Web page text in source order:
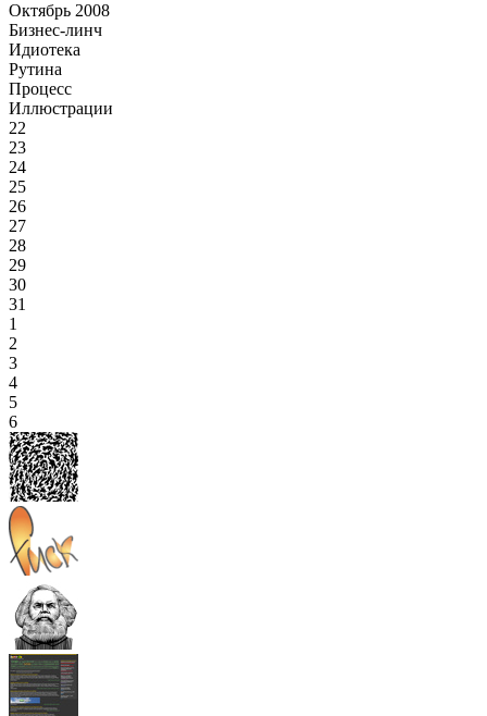
Октябрь 2008
Бизнес-линч
Идиотека
Рутина
Процесс
Иллюстрации
22
23
24
25
26
27
28
29
30
31
1
2
3
4
5
6